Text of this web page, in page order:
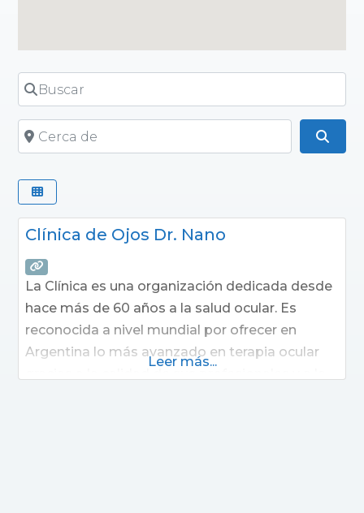
Buscar
Cerca de
Clínica de Ojos Dr. Nano
La Clínica es una organización dedicada desde
hace más de 60 años a la salud ocular. Es
reconocida a nivel mundial por ofrecer en
Argentina lo más avanzado en terapia ocular
Leer más...